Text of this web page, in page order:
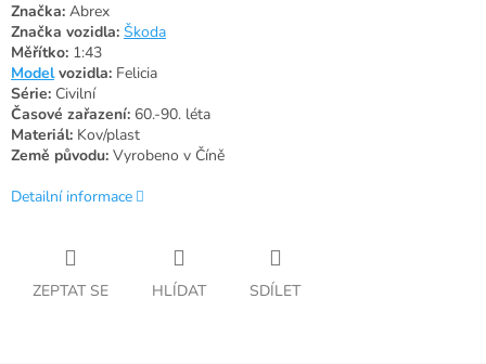
Značka: Abrex
Značka vozidla: Škoda
Měřítko: 1:43
Modelvozidla: Felicia
Série: Civilní
Časové zařazení: 60.-90. léta
Materiál: Kov/plast
Země původu: Vyrobeno v Číně
Detailní informace
ZEPTAT SE HLÍDAT SDÍLET